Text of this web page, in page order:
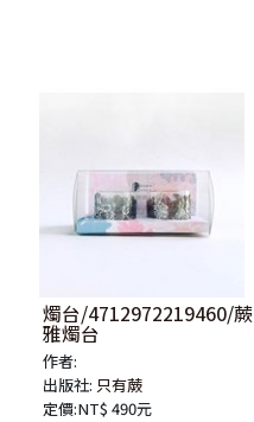
燭台/4712972219460/蕨
雅燭台
作者:
出版社: 只有蕨
定價:NT$ 490元